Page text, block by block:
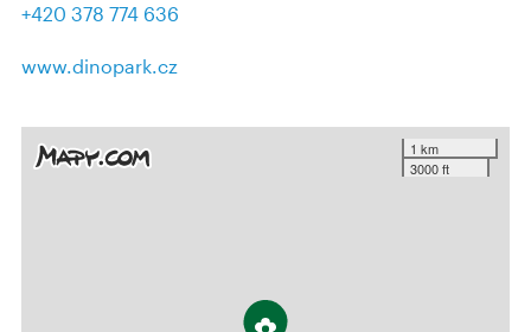
+420 378 774 636
www.dinopark.cz
1 km
3000 ft